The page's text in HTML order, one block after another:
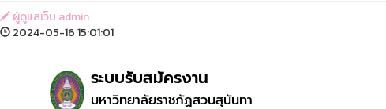
ผู้ดูแลเว็บ admin
2024-05-16 15:01:01